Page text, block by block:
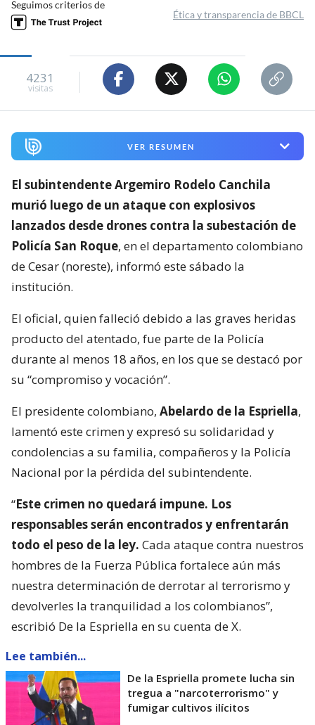
Seguimos criterios de
Ética y transparencia de BBCL
4231
visitas
VER RESUMEN
El subintendente Argemiro Rodelo Canchila
murió luego de un ataque con explosivos
lanzados desde drones contra la subestación de
Policía San Roque, en el departamento colombiano
de Cesar (noreste), informó este sábado la
institución.
El oficial, quien falleció debido a las graves heridas
producto del atentado, fue parte de la Policía
durante al menos 18 años, en los que se destacó por
su “compromiso y vocación”.
El presidente colombiano, Abelardo de la Espriella,
lamentó este crimen y expresó su solidaridad y
condolencias a su familia, compañeros y la Policía
Nacional por la pérdida del subintendente.
“Este crimen no quedará impune. Los
responsables serán encontrados y enfrentarán
todo el peso de la ley. Cada ataque contra nuestros
hombres de la Fuerza Pública fortalece aún más
nuestra determinación de derrotar al terrorismo y
devolverles la tranquilidad a los colombianos”,
escribió De la Espriella en su cuenta de X.
Lee también...
De la Espriella promete lucha sin
tregua a "narcoterrorismo" y
fumigar cultivos ilícitos